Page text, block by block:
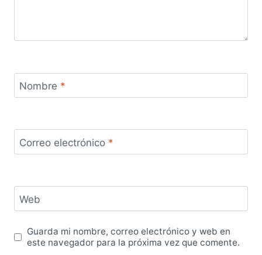
Nombre *
Correo electrónico *
Web
Guarda mi nombre, correo electrónico y web en
este navegador para la próxima vez que comente.